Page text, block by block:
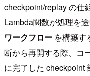
checkpoint/replay の仕
Lambda関数が処理を
ワークフロー を構築す
断から再開する際、コ
に完了した checkpoint